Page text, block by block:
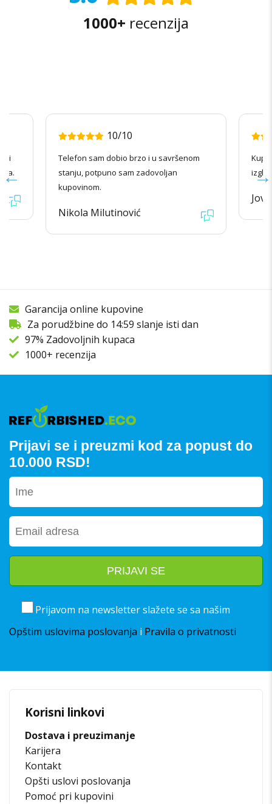
1000+ recenzija
10/10
Telefon sam dobio brzo i u savršenom
stanju, potpuno sam zadovoljan
kupovinom.
Nikola Milutinović
Garancija online kupovine
Za porudžbine do 14:59 slanje isti dan
97% Zadovoljnih kupaca
1000+ recenzija
Prijavi se i preuzmi kod za popust do
10.000 RSD!
Prijavom na newsletter slažete se sa našim
Opštim uslovima poslovanja i Pravila o privatnosti
Korisni linkovi
Dostava i preuzimanje
Karijera
Kontakt
Opšti uslovi poslovanja
Pomoć pri kupovini